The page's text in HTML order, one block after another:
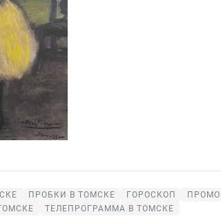
ПРОБКИ В ТОМСКЕ ГОРОСКОП
ТЕЛЕПРОГРАММА В ТОМСКЕ